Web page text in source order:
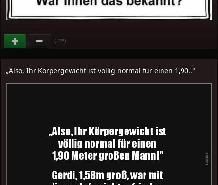
(+225)
„Also, Ihr Körpergewicht ist völlig normal für einen 1,90.."